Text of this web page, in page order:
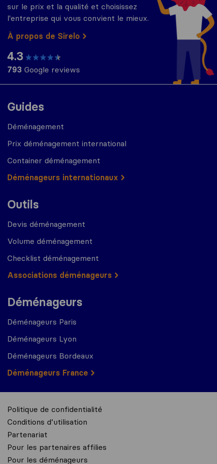
Guides
Déménagement
Prix déménagement international
Container déménagement
Déménageurs internationaux
Outils
Devis déménagement
Volume déménagement
Checklist déménagement
Associations déménageurs
Déménageurs
Déménageurs Paris
Déménageurs Lyon
Déménageurs Bordeaux
Déménageurs France
sur le prix et la qualité et choisissez
l'entreprise qui vous convient le mieux.
À propos de Sirelo
4.3
793 Google reviews
Politique de confidentialité
Conditions d’utilisation
Partenariat
Pour les partenaires affilies
Pour les déménageurs